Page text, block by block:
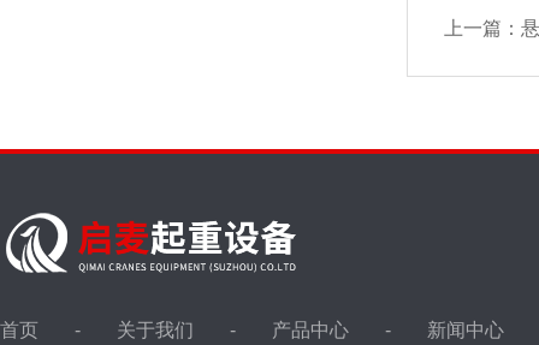
上一篇： 悬
首页 关于我们 产品中心 新闻中心